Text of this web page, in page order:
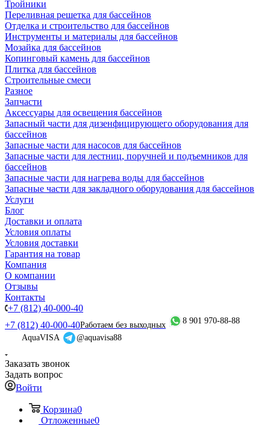
Тройники
Переливная решетка для бассейнов
Отделка и строительство для бассейнов
Инструменты и материалы для бассейнов
Мозайка для бассейнов
Копинговый камень для бассейнов
Плитка для бассейнов
Строительные смеси
Разное
Запчасти
Аксессуары для освещения бассейнов
Запасный части для дизенфицирующего оборудования для
бассейнов
Запасные части для насосов для бассейнов
Запасные части для лестниц, поручней и подъемников для
бассейнов
Запасные части для нагрева воды для бассейнов
Запасные части для закладного оборудования для бассейнов
Услуги
Блог
Доставки и оплата
Условия оплаты
Условия доставки
Гарантия на товар
Компания
О компании
Отзывы
Контакты
+7 (812) 40-000-40
+7 (812) 40-000-40Работаем без выходных
8 901 970-88-88
AquaVISA
@aquavisa88
Заказать звонок
Задать вопрос
Войти
Корзина0
Отложенные0